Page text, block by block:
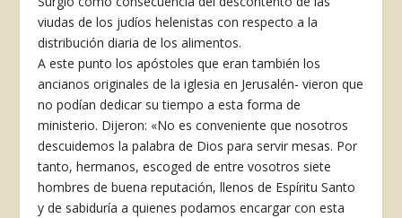
viudas de los judíos helenistas con respecto a la
distribución diaria de los alimentos.
A este punto los apóstoles que eran también los
ancianos originales de la iglesia en Jerusalén- vieron que
no podían dedicar su tiempo a esta forma de
ministerio. Dijeron: «No es conveniente que nosotros
descuidemos la palabra de Dios para servir mesas. Por
tanto, hermanos, escoged de entre vosotros siete
hombres de buena reputación, llenos de Espíritu Santo
y de sabiduría a quienes podamos encargar con esta